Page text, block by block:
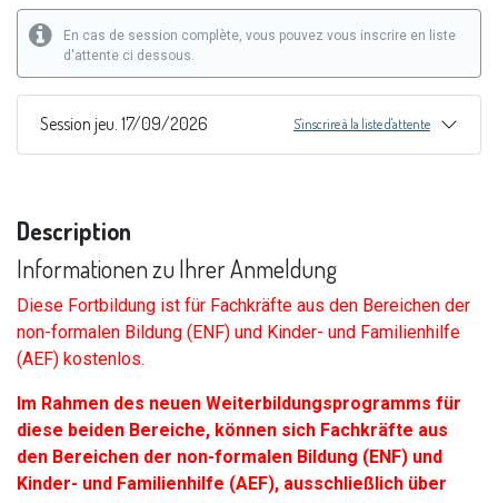
En cas de session complète, vous pouvez vous inscrire en liste
d'attente ci dessous.
Session jeu. 17/09/2026 S'inscrire à la liste d'attente
Description
Informationen zu Ihrer Anmeldung
Diese Fortbildung ist für Fachkräfte aus den Bereichen der
non-formalen Bildung (ENF) und Kinder- und Familienhilfe
(AEF) kostenlos.
Im Rahmen des neuen Weiterbildungsprogramms für
diese beiden Bereiche, können sich Fachkräfte aus
den Bereichen der non-formalen Bildung (ENF) und
Kinder- und Familienhilfe (AEF), ausschließlich über